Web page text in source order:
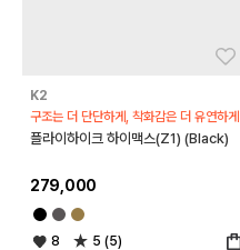
K2
구조는 더 단단하게, 착화감은 더 유연하게
플라이하이크 하이맥스(Z1) (Black)
279,000
8 5 (5)